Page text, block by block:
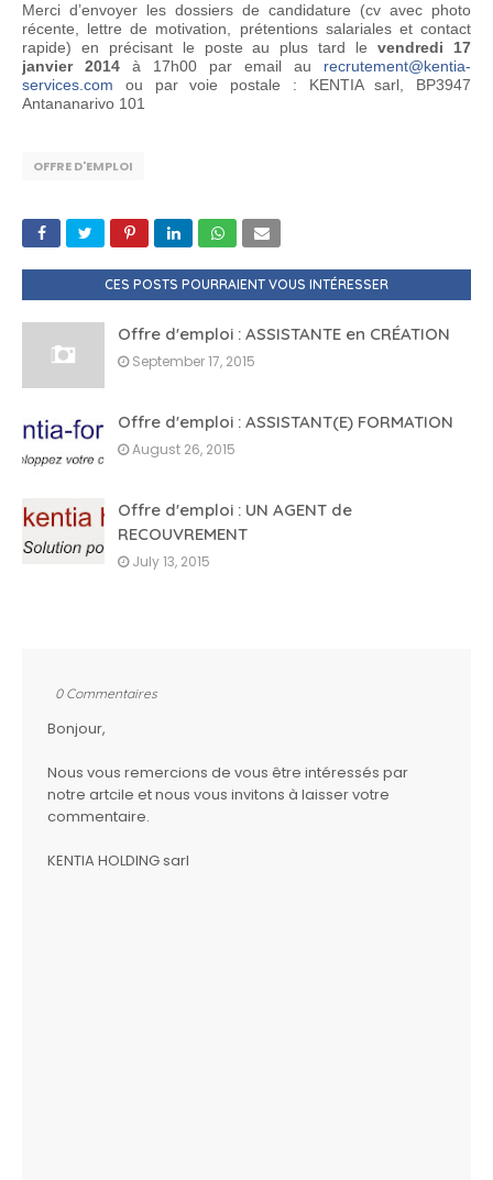
Merci d’envoyer les dossiers de candidature (cv avec photo
récente, lettre de motivation, prétentions salariales et contact
rapide) en précisant le poste au plus tard levendredi 17
janvier 2014 à 17h00 par email au recrutement@kentia-
services.com ou par voie postale : KENTIA sarl, BP3947
Antananarivo 101
OFFRE D'EMPLOI
CES POSTS POURRAIENT VOUS INTÉRESSER
Offre d'emploi : ASSISTANTE en CRÉATION
September 17, 2015
Offre d'emploi : ASSISTANT(E) FORMATION
August 26, 2015
Offre d'emploi : UN AGENT de
RECOUVREMENT
July 13, 2015
0 Commentaires
Bonjour,
Nous vous remercions de vous être intéressés par
notre artcile et nous vous invitons à laisser votre
commentaire.
KENTIA HOLDING sarl